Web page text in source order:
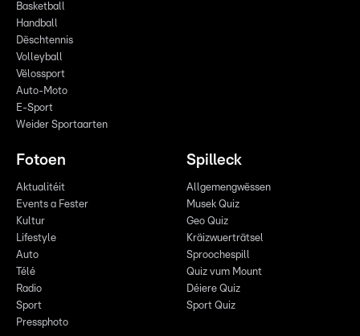
Basketball
Handball
Dëschtennis
Volleyball
Vëlossport
Auto-Moto
E-Sport
Weider Sportaarten
Fotoen
Aktualitéit
Events a Fester
Kultur
Lifestyle
Auto
Télé
Radio
Sport
Pressphoto
Spilleck
Allgemengwëssen
Musek Quiz
Geo Quiz
Kräizwuerträtsel
Sproochespill
Quiz vum Mount
Déiere Quiz
Sport Quiz